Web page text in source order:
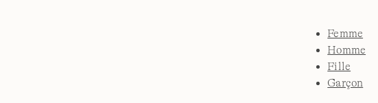
Femme
Homme
Fille
Garçon